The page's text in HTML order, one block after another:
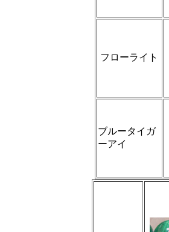
フローライト
ブルータイガ
ーアイ